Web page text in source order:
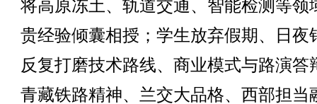
将高原冻土、轨道交通、智能检测等领
贵经验倾囊相授；学生放弃假期、日夜
反复打磨技术路线、商业模式与路演答
青藏铁路精神、兰交大品格、西部担当